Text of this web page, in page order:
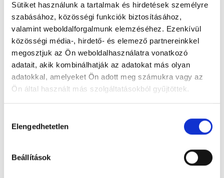
Sütiket használunk a tartalmak és hirdetések személyre
szabásához, közösségi funkciók biztosításához,
valamint weboldalforgalmunk elemzéséhez. Ezenkívül
közösségi média-, hirdető- és elemező partnereinkkel
megosztjuk az Ön weboldalhasználatra vonatkozó
adatait, akik kombinálhatják az adatokat más olyan
adatokkal, amelyeket Ön adott meg számukra vagy az
Ön által használt más szolgáltatásokból gyűjtöttek.
kiválasztása
Elengedhetetlen
Beállítások
Figyelem! Módosul a Pécsi Köztemető
ügyfélszolgálatának nyitvatartása
A tartós hőhullám miatt bevezetett
takarékossági intézkedések részeként módosul
a Pécsi Köztemető ügyfélszolgálatának
nyitvatartása: 2026. augusztus 3–8. között,
hétfőtől szombatig 12 óráig várják az ügyfeleket.